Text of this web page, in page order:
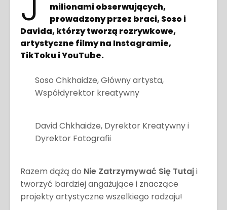
milionami obserwujących,
prowadzony przez braci, Soso i
Davida, którzy tworzą rozrywkowe,
artystyczne filmy na Instagramie,
TikToku i YouTube.
Soso Chkhaidze, Główny artysta,
Współdyrektor kreatywny
David Chkhaidze, Dyrektor Kreatywny i
Dyrektor Fotografii
Razem dążą do Nie Zatrzymywać Się Tutaji
tworzyć bardziej angażujące i znaczące
projekty artystyczne wszelkiego rodzaju!